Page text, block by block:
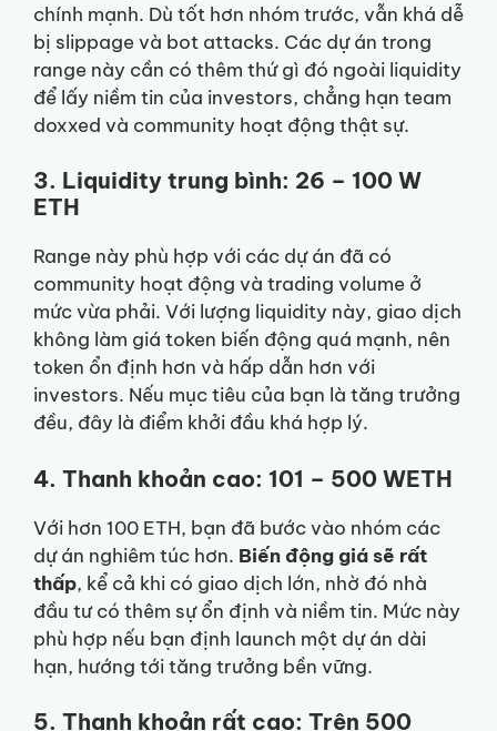
chính mạnh. Dù tốt hơn nhóm trước, vẫn khá dễ
bị slippage và bot attacks. Các dự án trong
range này cần có thêm thứ gì đó ngoài liquidity
để lấy niềm tin của investors, chẳng hạn team
doxxed và community hoạt động thật sự.
3. Liquidity trung bình: 26 – 100 W
ETH
Range này phù hợp với các dự án đã có
community hoạt động và trading volume ở
mức vừa phải. Với lượng liquidity này, giao dịch
không làm giá token biến động quá mạnh, nên
token ổn định hơn và hấp dẫn hơn với
investors. Nếu mục tiêu của bạn là tăng trưởng
đều, đây là điểm khởi đầu khá hợp lý.
4. Thanh khoản cao: 101 – 500 WETH
Với hơn 100 ETH, bạn đã bước vào nhóm các
dự án nghiêm túc hơn. Biến động giá sẽ rất
thấp, kể cả khi có giao dịch lớn, nhờ đó nhà
đầu tư có thêm sự ổn định và niềm tin. Mức này
phù hợp nếu bạn định launch một dự án dài
hạn, hướng tới tăng trưởng bền vững.
5. Thanh khoản rất cao: Trên 500